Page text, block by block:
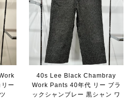
ー
40s Lee Black Chambray
Work Pants 40年代 リー ブラ
ックシャンブレー 黒シャン ワ